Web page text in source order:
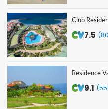
Club
7.5
Residence
9.1